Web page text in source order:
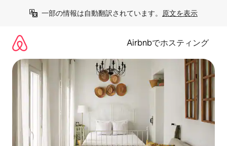
一部の情報は自動翻訳されています。 原文を表示
Airbnbでホスティング